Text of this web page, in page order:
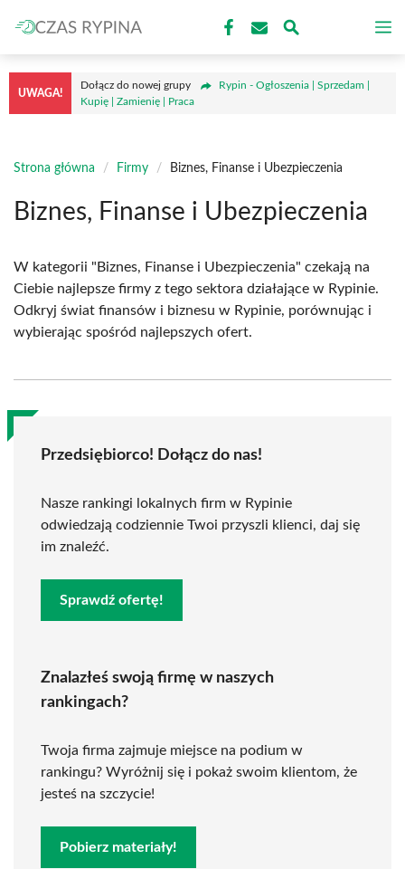
do
treści
UWAGA!
Dołącz do nowej grupy
Rypin - Ogłoszenia | Sprzedam |
Kupię | Zamienię | Praca
Strona główna / Firmy / Biznes, Finanse i Ubezpieczenia
Biznes, Finanse i Ubezpieczenia
W kategorii "Biznes, Finanse i Ubezpieczenia" czekają na
Ciebie najlepsze firmy z tego sektora działające w Rypinie.
Odkryj świat finansów i biznesu w Rypinie, porównując i
wybierając spośród najlepszych ofert.
Przedsiębiorco! Dołącz do nas!
Nasze rankingi lokalnych firm w Rypinie
odwiedzają codziennie Twoi przyszli klienci, daj się
im znaleźć.
Sprawdź ofertę!
Znalazłeś swoją firmę w naszych
rankingach?
Twoja firma zajmuje miejsce na podium w
rankingu? Wyróżnij się i pokaż swoim klientom, że
jesteś na szczycie!
Pobierz materiały!